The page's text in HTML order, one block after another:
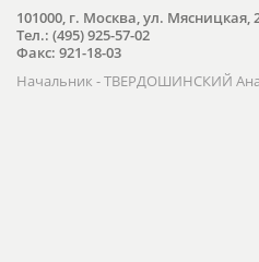
101000, г. Москва, ул. Мясницкая,
Тел.: (495) 925-57-02
Факс: 921-18-03
Начальник - ТВЕРДОШИНСКИЙ